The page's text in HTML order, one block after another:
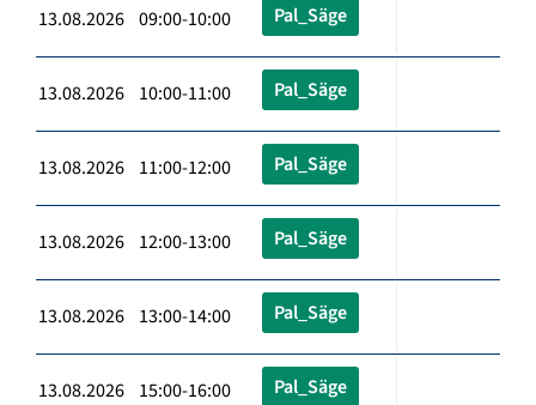
13.08.2026 09:00-10:00 Pal_Säge
13.08.2026 10:00-11:00 Pal_Säge
13.08.2026 11:00-12:00 Pal_Säge
13.08.2026 12:00-13:00 Pal_Säge
13.08.2026 13:00-14:00 Pal_Säge
13.08.2026 15:00-16:00 Pal_Säge